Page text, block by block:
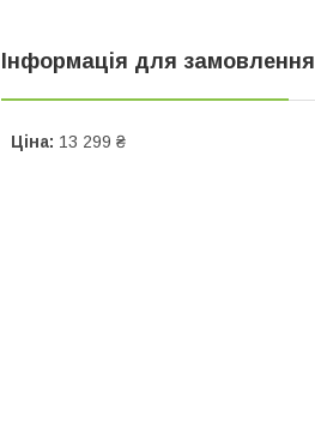
Інформація для замовлення
Ціна: 13 299 ₴